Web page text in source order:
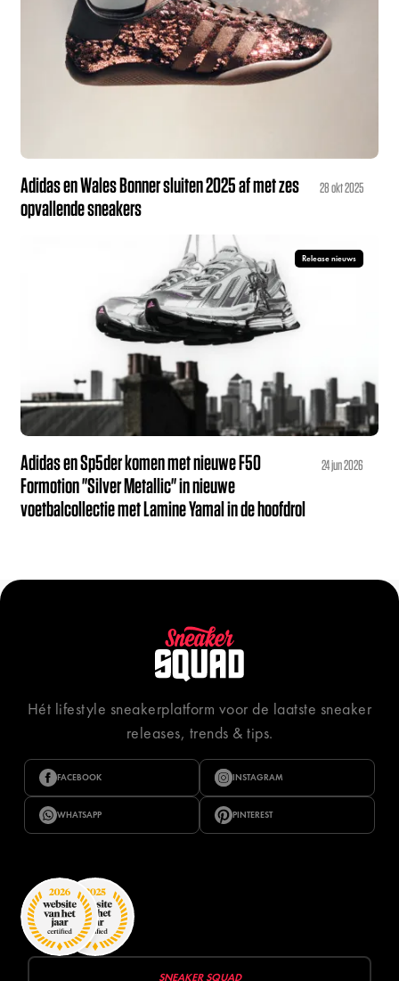
Adidas en Wales Bonner sluiten 2025 af met zes
opvallende sneakers
28 okt 2025
Release nieuws
Adidas en Sp5der komen met nieuwe F50
Formotion "Silver Metallic" in nieuwe
voetbalcollectie met Lamine Yamal in de hoofdrol
24 jun 2026
Hét lifestyle sneakerplatform voor de laatste sneaker
releases, trends & tips.
FACEBOOK INSTAGRAM
WHATSAPP PINTEREST
SNEAKER SQUAD